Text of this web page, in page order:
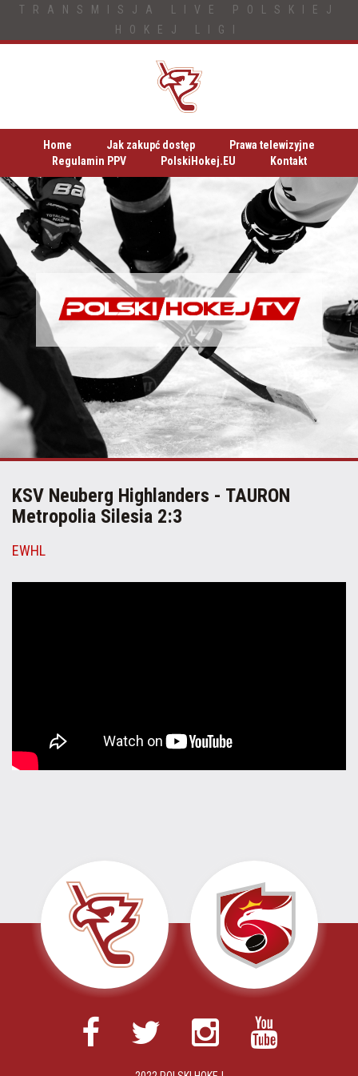
TRANSMISJA LIVE POLSKIEJ
HOKEJ LIGI
Home Jak zakupć dostęp
Prawa telewizyjne
Regulamin PPV
PolskiHokej.EU Kontakt
KSV Neuberg Highlanders - TAURON
Metropolia Silesia 2:3
EWHL